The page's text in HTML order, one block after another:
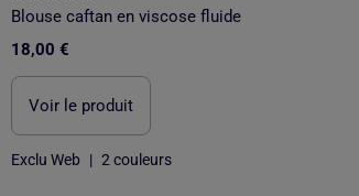
Blouse caftan en viscose fluide
18,00 €
Voir le produit
Exclu Web | 2 couleurs